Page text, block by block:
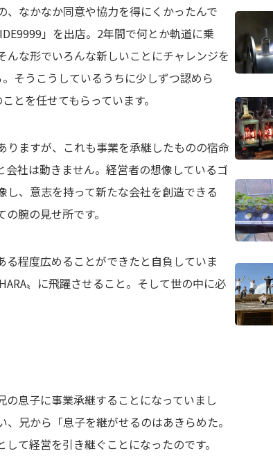
なかなか同意や協力を得にくかったんで
」を出店。2年間で何とか軌道に乗
な形でいろんな新しいことにチャレンジを
そうこうしているうちに少しずつ認めら
とを任せてもらっています。
ますが、これも事業を承継したものの宿命
社は動きません。経営者の想像しているゴ
、意志を持って新たな会社を創造できる
腕の見せ所です。
程度広めることができたと自負していま
〟に飛躍させること。そして世の中に必
息子に事業承継することになっていまし
兄から「息子を継がせるのはあきらめた。
て経営を引き継ぐことになったのです。